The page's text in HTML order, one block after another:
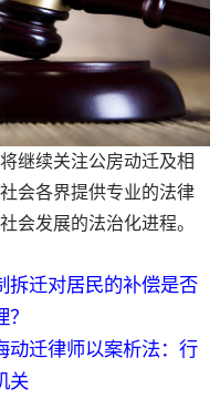
续关注公房动迁及相
会各界提供专业的法律
会发展的法治化进程。
拆迁对居民的补偿是否
？
动迁律师以案析法：行
关